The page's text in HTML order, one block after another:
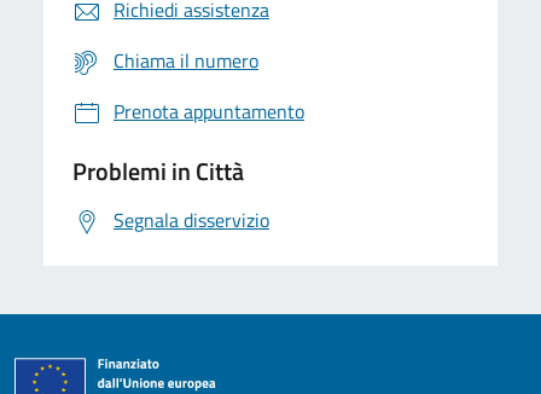
Richiedi assistenza
Chiama il numero
Prenota appuntamento
Problemi in Città
Segnala disservizio